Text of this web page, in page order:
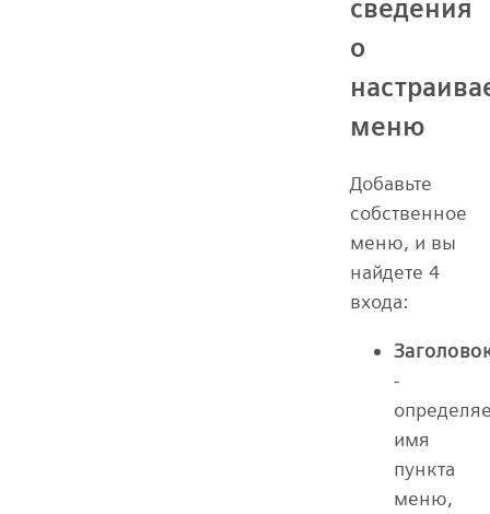
сведения
о
меню
Добавьте
собственное
меню, и вы
найдете 4
входа:
-
имя
пункта
меню,